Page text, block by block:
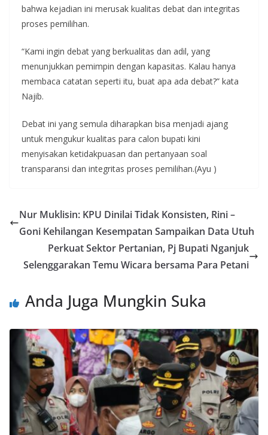
bahwa kejadian ini merusak kualitas debat dan integritas
proses pemilihan.
“Kami ingin debat yang berkualitas dan adil, yang
menunjukkan pemimpin dengan kapasitas. Kalau hanya
membaca catatan seperti itu, buat apa ada debat?” kata
Najib.
Debat ini yang semula diharapkan bisa menjadi ajang
untuk mengukur kualitas para calon bupati kini
menyisakan ketidakpuasan dan pertanyaan soal
transparansi dan integritas proses pemilihan.(Ayu )
Nur Muklisin: KPU Dinilai Tidak Konsisten, Rini –
Goni Kehilangan Kesempatan Sampaikan Data Utuh
Perkuat Sektor Pertanian, Pj Bupati Nganjuk
Selenggarakan Temu Wicara bersama Para Petani
Anda Juga Mungkin Suka